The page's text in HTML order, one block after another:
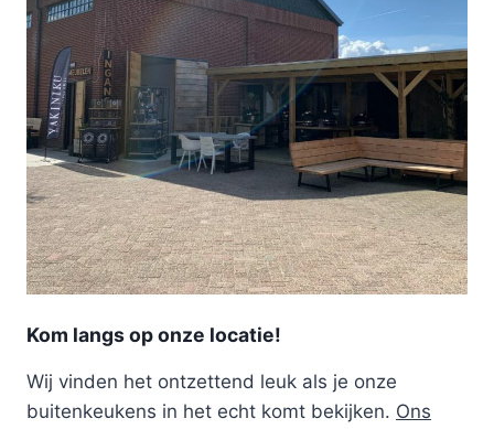
Kom langs op onze locatie!
Wij vinden het ontzettend leuk als je onze
buitenkeukens in het echt komt bekijken. Ons